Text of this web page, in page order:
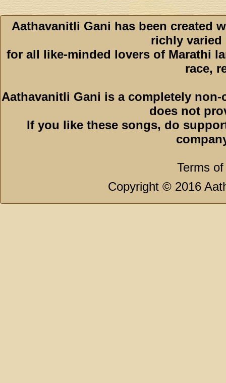
Aathavanitli Gani has been created
richly varied
for all like-minded lovers of Marathi
race,
Aathavanitli Gani is a completely
does not
If you like these songs, do
Terms
Copyright © 2016